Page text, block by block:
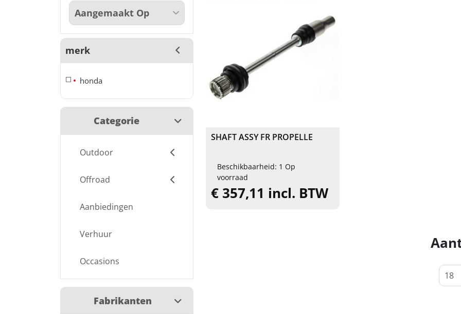
merk
honda
Categorie
Outdoor
Offroad
Aanbiedingen
Verhuur
Occasions
Fabrikanten
SHAFT ASSY FR PROPELLE
Beschikbaarheid: 1 Op
voorraad
€ 357,11 incl. BTW